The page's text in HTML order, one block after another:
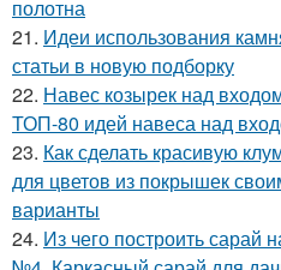
полотна
21. Идеи использования
статьи в новую подборку
22. Навес козырек над
ТОП-80 идей навеса над
23. Как сделать красивую
для цветов из покрышек
варианты
24. Из чего построить сарай